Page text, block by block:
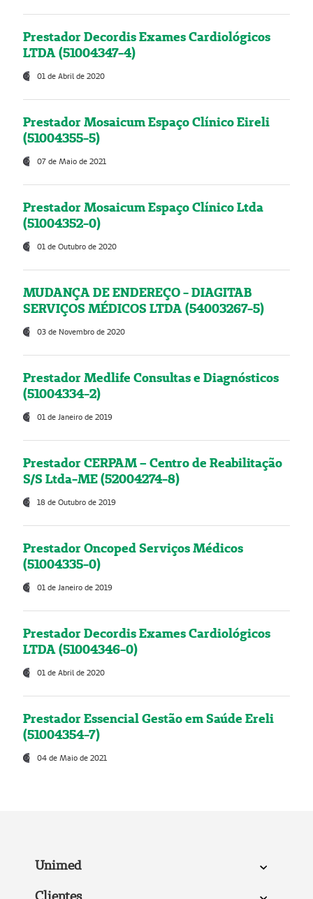
Prestador Decordis Exames Cardiológicos
LTDA (51004347-4)
01 de Abril de 2020
Prestador Mosaicum Espaço Clínico Eireli
(51004355-5)
07 de Maio de 2021
Prestador Mosaicum Espaço Clínico Ltda
(51004352-0)
01 de Outubro de 2020
MUDANÇA DE ENDEREÇO - DIAGITAB
SERVIÇOS MÉDICOS LTDA (54003267-5)
03 de Novembro de 2020
Prestador Medlife Consultas e Diagnósticos
(51004334-2)
01 de Janeiro de 2019
Prestador CERPAM – Centro de Reabilitação
S/S Ltda-ME (52004274-8)
18 de Outubro de 2019
Prestador Oncoped Serviços Médicos
(51004335-0)
01 de Janeiro de 2019
Prestador Decordis Exames Cardiológicos
LTDA (51004346-0)
01 de Abril de 2020
Prestador Essencial Gestão em Saúde Ereli
(51004354-7)
04 de Maio de 2021
Unimed